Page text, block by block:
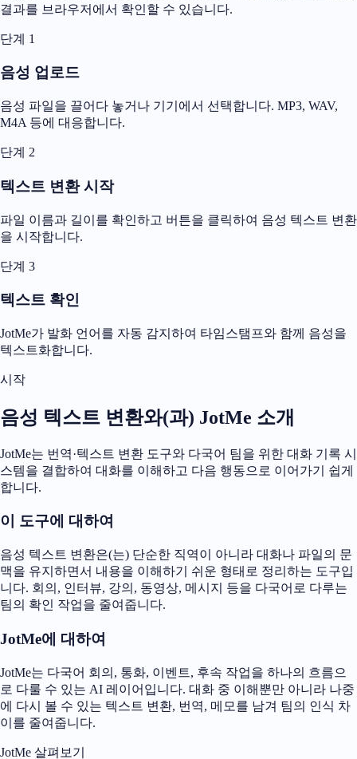
결과를 브라우저에서 확인할 수 있습니다.
단계 1
음성 업로드
음성 파일을 끌어다 놓거나 기기에서 선택합니다. MP3, WAV,
M4A 등에 대응합니다.
단계 2
텍스트 변환 시작
파일 이름과 길이를 확인하고 버튼을 클릭하여 음성 텍스트 변환
을 시작합니다.
단계 3
텍스트 확인
JotMe가 발화 언어를 자동 감지하여 타임스탬프와 함께 음성을
텍스트화합니다.
시작
음성 텍스트 변환와(과) JotMe 소개
JotMe는 번역·텍스트 변환 도구와 다국어 팀을 위한 대화 기록 시
스템을 결합하여 대화를 이해하고 다음 행동으로 이어가기 쉽게
합니다.
이 도구에 대하여
음성 텍스트 변환은(는) 단순한 직역이 아니라 대화나 파일의 문
맥을 유지하면서 내용을 이해하기 쉬운 형태로 정리하는 도구입
니다. 회의, 인터뷰, 강의, 동영상, 메시지 등을 다국어로 다루는
팀의 확인 작업을 줄여줍니다.
JotMe에 대하여
JotMe는 다국어 회의, 통화, 이벤트, 후속 작업을 하나의 흐름으
로 다룰 수 있는 AI 레이어입니다. 대화 중 이해뿐만 아니라 나중
에 다시 볼 수 있는 텍스트 변환, 번역, 메모를 남겨 팀의 인식 차
이를 줄여줍니다.
JotMe 살펴보기